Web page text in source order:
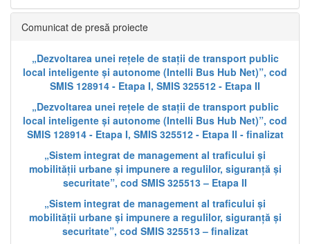
Comunicat de presă proiecte
„Dezvoltarea unei rețele de stații de transport public
local inteligente și autonome (Intelli Bus Hub Net)”, cod
SMIS 128914 - Etapa I, SMIS 325512 - Etapa II
„Dezvoltarea unei rețele de stații de transport public
local inteligente și autonome (Intelli Bus Hub Net)”, cod
SMIS 128914 - Etapa I, SMIS 325512 - Etapa II - finalizat
„Sistem integrat de management al traficului și
mobilității urbane și impunere a regulilor, siguranță și
securitate”, cod SMIS 325513 – Etapa II
„Sistem integrat de management al traficului și
mobilității urbane și impunere a regulilor, siguranță și
securitate”, cod SMIS 325513 – finalizat